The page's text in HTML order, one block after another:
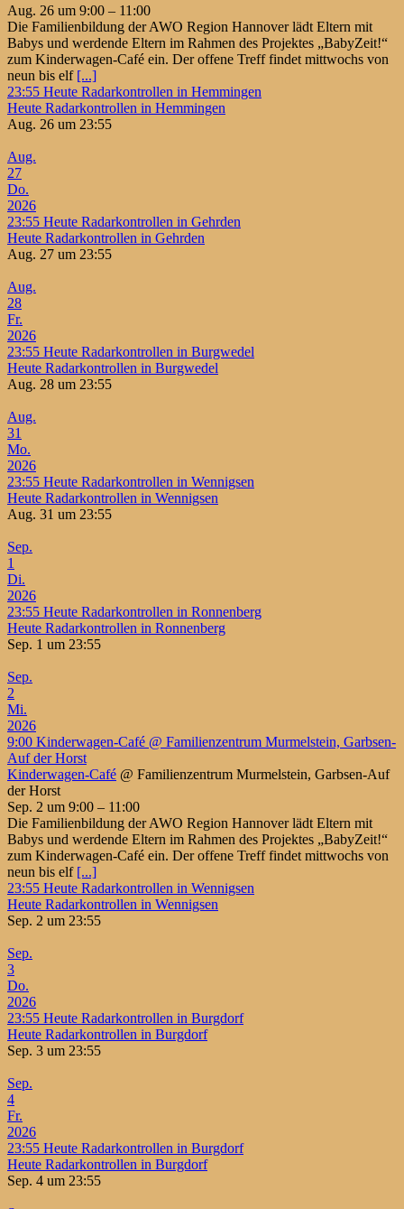
Aug. 26 um 9:00 – 11:00
Die Familienbildung der AWO Region Hannover lädt Eltern mit
Babys und werdende Eltern im Rahmen des Projektes „BabyZeit!“
zum Kinderwagen-Café ein. Der offene Treff findet mittwochs von
neun bis elf [...]
23:55 Heute Radarkontrollen in Hemmingen
Heute Radarkontrollen in Hemmingen
Aug. 26 um 23:55
Aug.
27
Do.
2026
23:55 Heute Radarkontrollen in Gehrden
Heute Radarkontrollen in Gehrden
Aug. 27 um 23:55
Aug.
28
Fr.
2026
23:55 Heute Radarkontrollen in Burgwedel
Heute Radarkontrollen in Burgwedel
Aug. 28 um 23:55
Aug.
31
Mo.
2026
23:55 Heute Radarkontrollen in Wennigsen
Heute Radarkontrollen in Wennigsen
Aug. 31 um 23:55
Sep.
1
Di.
2026
23:55 Heute Radarkontrollen in Ronnenberg
Heute Radarkontrollen in Ronnenberg
Sep. 1 um 23:55
Sep.
2
Mi.
2026
9:00 Kinderwagen-Café @ Familienzentrum Murmelstein, Garbsen-
Auf der Horst
Kinderwagen-Café @ Familienzentrum Murmelstein, Garbsen-Auf
der Horst
Sep. 2 um 9:00 – 11:00
Die Familienbildung der AWO Region Hannover lädt Eltern mit
Babys und werdende Eltern im Rahmen des Projektes „BabyZeit!“
zum Kinderwagen-Café ein. Der offene Treff findet mittwochs von
neun bis elf [...]
23:55 Heute Radarkontrollen in Wennigsen
Heute Radarkontrollen in Wennigsen
Sep. 2 um 23:55
Sep.
3
Do.
2026
23:55 Heute Radarkontrollen in Burgdorf
Heute Radarkontrollen in Burgdorf
Sep. 3 um 23:55
Sep.
4
Fr.
2026
23:55 Heute Radarkontrollen in Burgdorf
Heute Radarkontrollen in Burgdorf
Sep. 4 um 23:55